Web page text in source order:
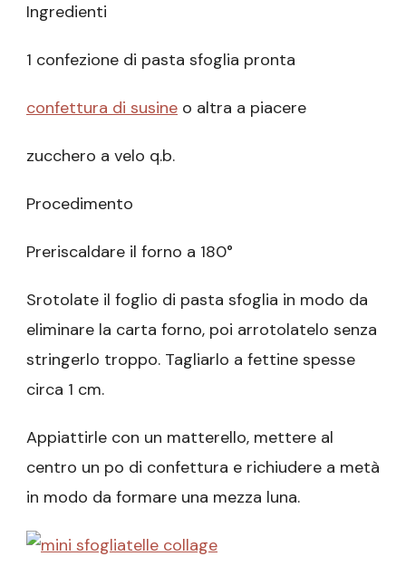
Ingredienti
1 confezione di pasta sfoglia pronta
confettura di susine o altra a piacere
zucchero a velo q.b.
Procedimento
Preriscaldare il forno a 180°
Srotolate il foglio di pasta sfoglia in modo da
eliminare la carta forno, poi arrotolatelo senza
stringerlo troppo. Tagliarlo a fettine spesse
circa 1 cm.
Appiattirle con un matterello, mettere al
centro un po di confettura e richiudere a metà
in modo da formare una mezza luna.